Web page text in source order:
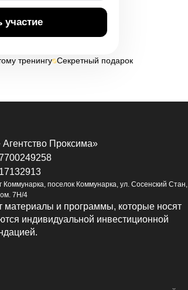
участие
тренингу Секретный подарок
Проксима»
Коммунарка, поселок Коммунарка, ул. Сосенский Стан,
7Н/4
материалы и программы, которые носят
индивидуальной инвестиционной